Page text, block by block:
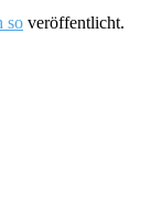
so veröffentlicht.